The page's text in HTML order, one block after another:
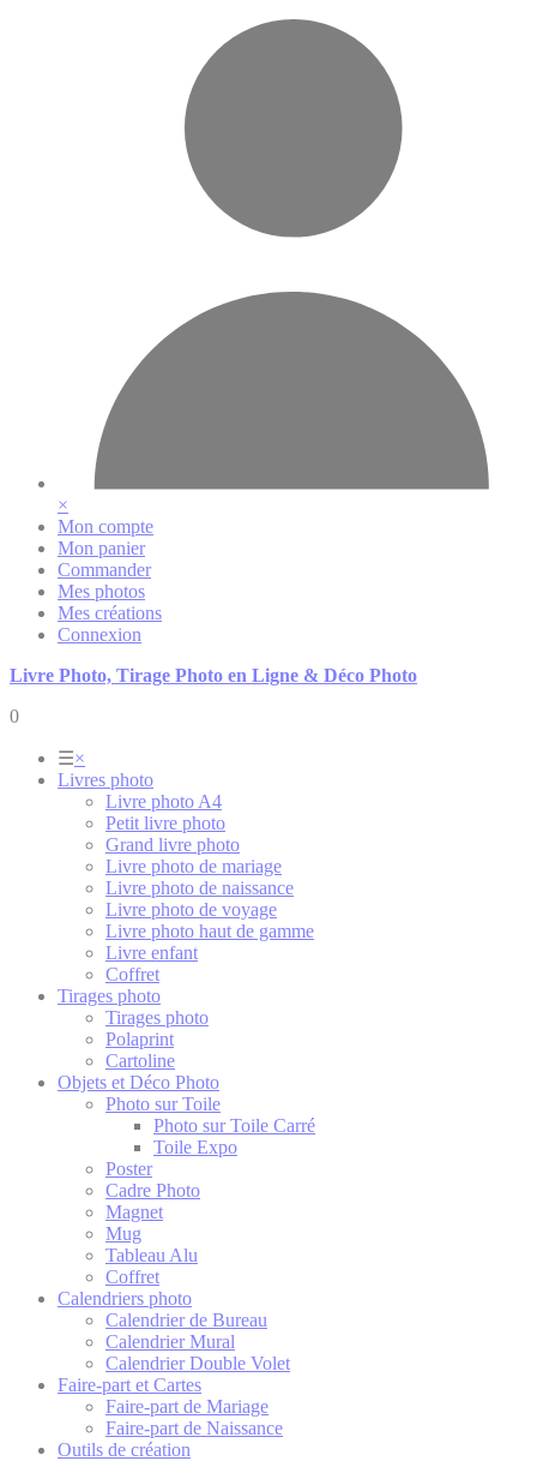
×
Mon compte
Mon panier
Commander
Mes photos
Mes créations
Connexion
Livre Photo, Tirage Photo en Ligne & Déco Photo
0
☰×
Livres photo
Livre photo A4
Petit livre photo
Grand livre photo
Livre photo de mariage
Livre photo de naissance
Livre photo de voyage
Livre photo haut de gamme
Livre enfant
Coffret
Tirages photo
Tirages photo
Polaprint
Cartoline
Objets et Déco Photo
Photo sur Toile
Photo sur Toile Carré
Toile Expo
Poster
Cadre Photo
Magnet
Mug
Tableau Alu
Coffret
Calendriers photo
Calendrier de Bureau
Calendrier Mural
Calendrier Double Volet
Faire-part et Cartes
Faire-part de Mariage
Faire-part de Naissance
Outils de création